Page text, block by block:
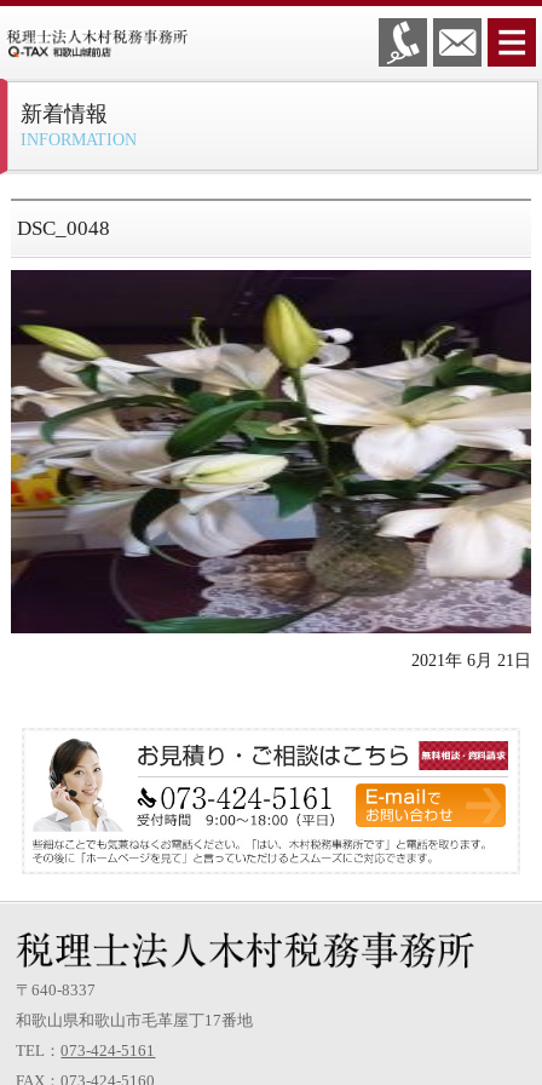
新着情報
INFORMATION
DSC_0048
2021年 6月 21日
〒640-8337
和歌山県和歌山市毛革屋丁17番地
TEL：073-424-5161
FAX：073-424-5160